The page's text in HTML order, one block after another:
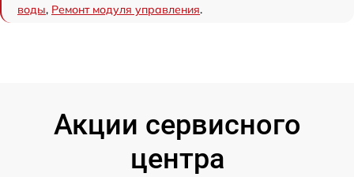
воды, Ремонт модуля управления.
Акции сервисного
центра